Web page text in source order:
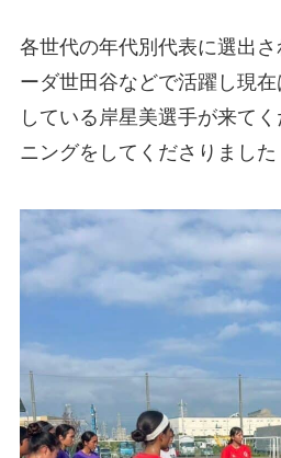
各世代の年代別代表に選出
ーダ世田谷などで活躍し現
している岸星美選手が来て
ニングをしてくださりました